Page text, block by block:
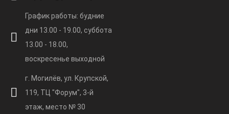
График работы: будние
дни 13.00 - 19.00, суббота
13.00 - 18.00,
воскресенье выходной
г. Могилёв, ул. Крупской,
119, ТЦ "Форум", 3-й
этаж, место № 30